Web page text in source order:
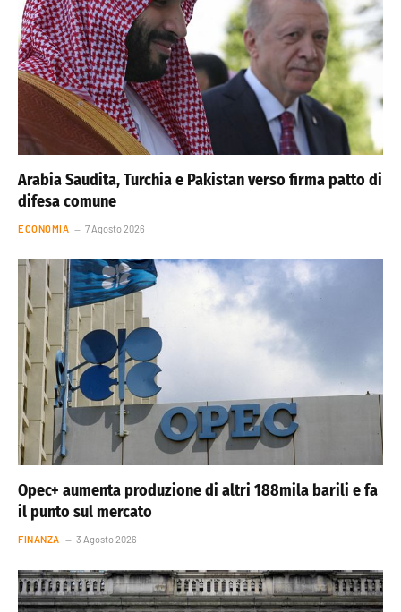
Arabia Saudita, Turchia e Pakistan verso firma patto di
difesa comune
ECONOMIA 7 Agosto 2026
Opec+ aumenta produzione di altri 188mila barili e fa
il punto sul mercato
FINANZA 3 Agosto 2026